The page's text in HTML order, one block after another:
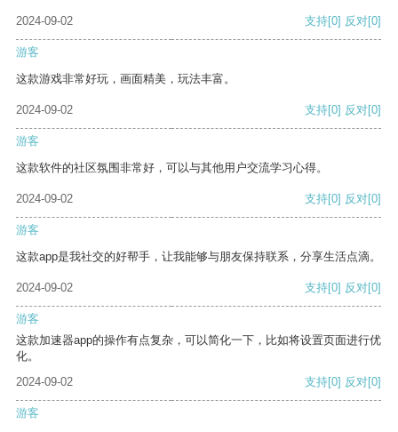
2024-09-02 支持[0] 反对[0]
游客
这款游戏非常好玩，画面精美，玩法丰富。
2024-09-02 支持[0] 反对[0]
游客
这款软件的社区氛围非常好，可以与其他用户交流学习心得。
2024-09-02 支持[0] 反对[0]
游客
这款app是我社交的好帮手，让我能够与朋友保持联系，分享生活点滴。
2024-09-02 支持[0] 反对[0]
游客
这款加速器app的操作有点复杂，可以简化一下，比如将设置页面进行优
化。
2024-09-02
支持[0] 反对[0]
游客